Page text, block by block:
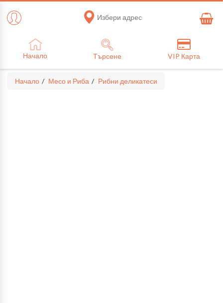
Избери адрес
Начало Търсене VIP Карта
Начало Месо и Риба Рибни деликатеси